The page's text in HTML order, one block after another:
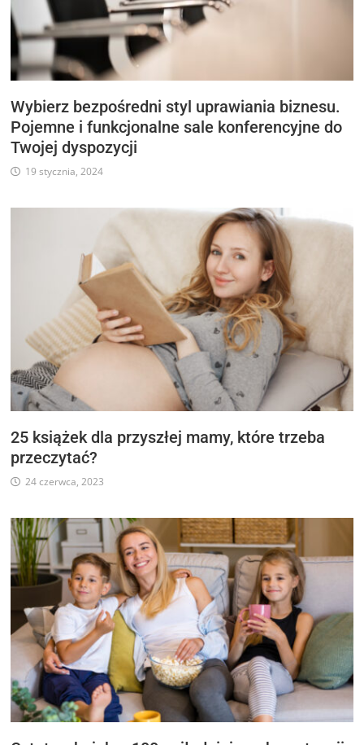
Wybierz bezpośredni styl uprawiania biznesu.
Pojemne i funkcjonalne sale konferencyjne do
Twojej dyspozycji
19 stycznia, 2024
25 książek dla przyszłej mamy, które trzeba
przeczytać?
24 czerwca, 2023